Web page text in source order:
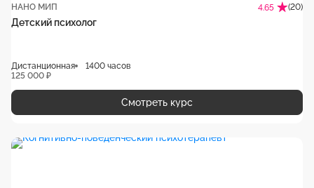
НАНО МИП 4.65 (20)
Детский психолог
Дистанционная
1400 часов
125 000 ₽
Смотреть курс